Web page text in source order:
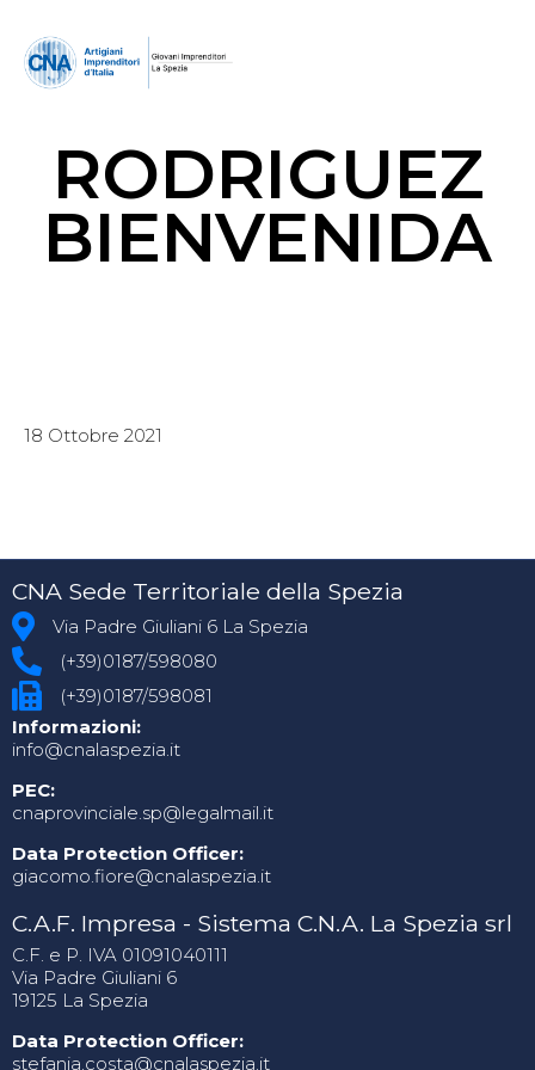
RODRIGUEZ
BIENVENIDA
18 Ottobre 2021
CNA Sede Territoriale della Spezia
Via Padre Giuliani 6 La Spezia
(+39)0187/598080
(+39)0187/598081
Informazioni:
info@cnalaspezia.it
PEC:
cnaprovinciale.sp@legalmail.it
Data Protection Officer:
giacomo.fiore@cnalaspezia.it
C.A.F. Impresa - Sistema C.N.A. La Spezia srl
C.F. e P. IVA 01091040111
Via Padre Giuliani 6
19125 La Spezia
Data Protection Officer:
stefania.costa@cnalaspezia.it